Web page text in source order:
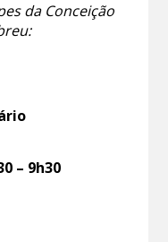
da Conceição
– 9h30